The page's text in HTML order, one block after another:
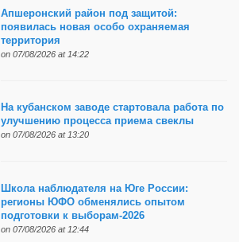
Апшеронский район под защитой:
появилась новая особо охраняемая
территория
on 07/08/2026 at 14:22
На кубанском заводе стартовала работа по
улучшению процесса приема свеклы
on 07/08/2026 at 13:20
Школа наблюдателя на Юге России:
регионы ЮФО обменялись опытом
подготовки к выборам-2026
on 07/08/2026 at 12:44